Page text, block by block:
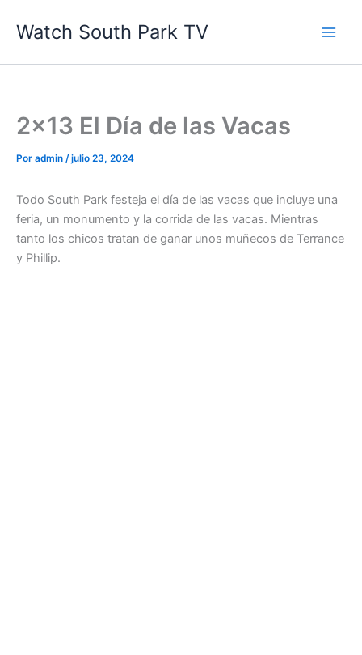
Watch South Park TV
2×13 El Día de las Vacas
Por admin /julio 23, 2024
Todo South Park festeja el día de las vacas que incluye una
feria, un monumento y la corrida de las vacas. Mientras
tanto los chicos tratan de ganar unos muñecos de Terrance
y Phillip.